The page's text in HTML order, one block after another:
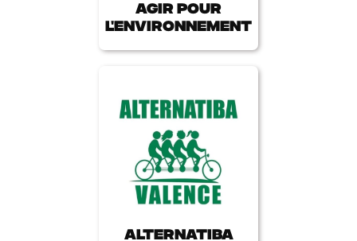
Agir pour
l'environnement
Alternatiba